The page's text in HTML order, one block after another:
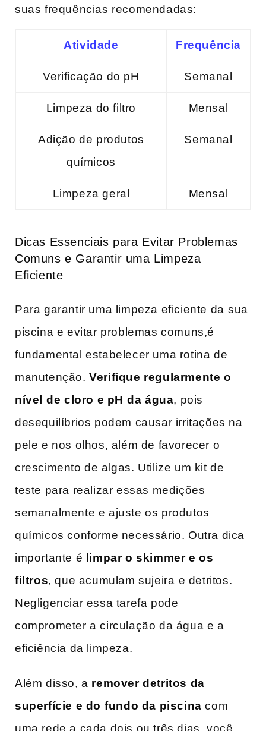
suas frequências recomendadas:
Atividade Frequência
Verificação do pH Semanal
Limpeza do filtro Mensal
Adição de produtos
químicos
Semanal
Limpeza geral Mensal
Dicas Essenciais para Evitar Problemas
Comuns e Garantir uma Limpeza
Eficiente
Para garantir uma limpeza eficiente da⁢ sua
piscina e evitar problemas comuns,é
fundamental estabelecer uma ​rotina de
manutenção.Verifique regularmente o
nível⁢ de cloro e pH⁢ da água, pois⁢
desequilíbrios podem causar irritações na
pele e nos olhos, além de favorecer o
crescimento de algas. Utilize um‌ kit de
teste para realizar essas medições
semanalmente e ajuste os produtos
químicos conforme necessário. Outra dica⁢
importante é
limpar o skimmer e ​os
filtros, que acumulam sujeira ⁣e detritos.
Negligenciar ‌essa tarefa pode
comprometer a circulação da água e a
eficiência da limpeza.
Além ​disso, a remover ‌detritos da​
superfície e do⁤ fundo da piscina com
uma rede a cada dois ou três dias, você